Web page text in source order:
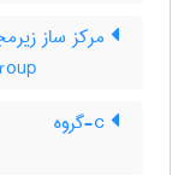
مرکز ساز